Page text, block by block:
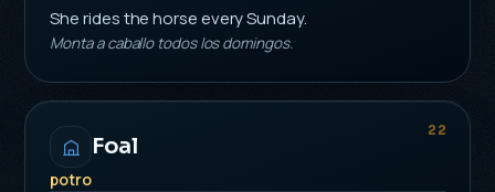
She rides the horse every Sunday.
Monta a caballo todos los domingos.
22
Foal
potro